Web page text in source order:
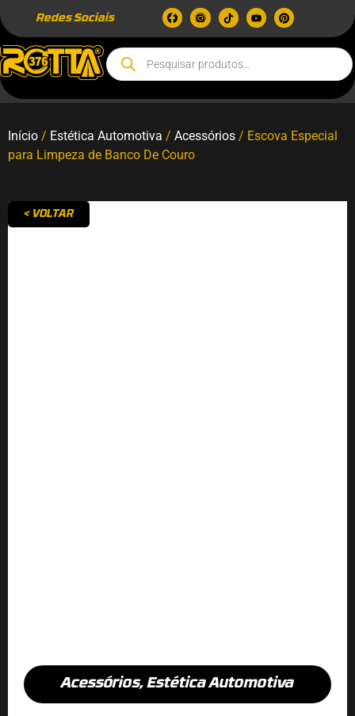
Redes Sociais
Início / Estética Automotiva / Acessórios / Escova Especial
para Limpeza de Banco De Couro
< VOLTAR
Acessórios,Estética Automotiva